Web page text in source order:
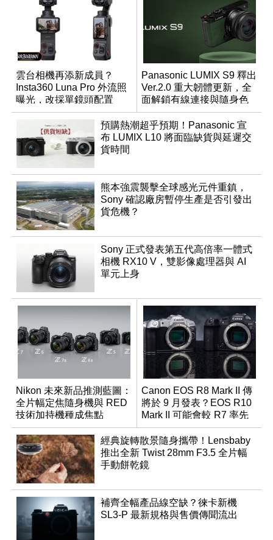
雲台相機再添新成員？
Insta360 Luna Pro 外流照
曝光，改採單鏡頭配置
Panasonic LUMIX S9 釋出
Ver.2.0 重大韌體更新，全
面解鎖有線連接與隨身色
調編輯
預購熱潮超乎預期！Panasonic 宣
布 LUMIX L10 將面臨缺貨與延遲交
貨時間
熊本強震襲擊全球感光元件重鎮，
Sony 確認廠房暫停生產是否引發出
貨危機？
Sony 正式發表第五代高倍率一體式
相機 RX10 V，雙影像處理器與 AI
單元上身
Nikon 未來新品推測藍圖：
全片幅定焦隨身機與 RED
技術加持機種成焦點
Canon EOS R8 Mark II 傳
將於 9 月發表？EOS R10
Mark II 可能會較 R7 率先
推出
經典旋轉散景隨身攜帶！Lensbaby
推出全新 Twist 28mm F3.5 全片幅
手動餅乾鏡
補齊全幅產品線空缺？徠卡新機
SL3-P 最新規格與售價傳聞流出